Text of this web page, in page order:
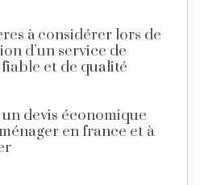
à considérer lors de
d’un service de
et de qualité
devis économique
en france et à